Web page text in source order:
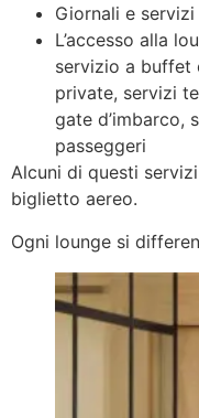
Giornali e
L’accesso alla
servizio a buffet
private, servizi
gate d’imbarco,
passeggeri
Alcuni di questi
biglietto aereo.
Ogni lounge si